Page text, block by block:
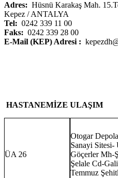
Adres: Hüsnü Karakaş Mah.
Kepez / ANTALYA
Tel: 0242 339 11 00
Faks: 0242 339 28 00
E-Mail (KEP) Adresi :
HASTANEMİZE ULAŞIM
ÜA 26
Otogar
Sanayi
Göçerler Mh-
Şelale Cd-
Temmuz